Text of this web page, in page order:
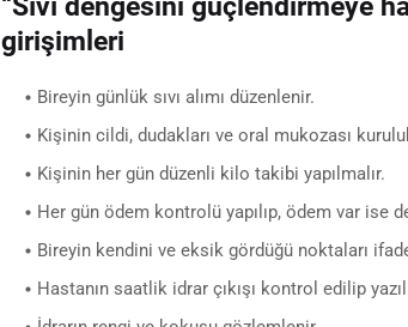
“Sıvı dengesini güçlendirmeye
girişimleri
Bireyin günlük sıvı alımı düzenlenir.
Kişinin cildi, dudakları ve oral mukozası
Kişinin her gün düzenli kilo takibi yapılmalır.
Her gün ödem kontrolü yapılıp, ödem var ise
Bireyin kendini ve eksik gördüğü noktaları
Hastanın saatlik idrar çıkışı kontrol edilip